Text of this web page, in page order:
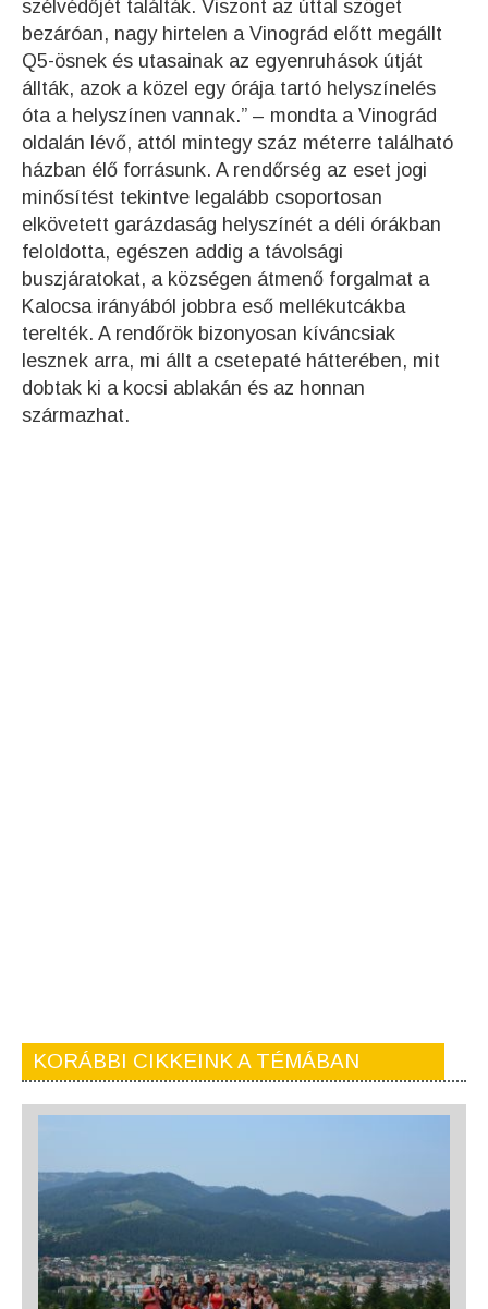
szélvédőjét találták. Viszont az úttal szöget
bezáróan, nagy hirtelen a Vinográd előtt megállt
Q5-ösnek és utasainak az egyenruhások útját
állták, azok a közel egy órája tartó helyszínelés
óta a helyszínen vannak.” – mondta a Vinográd
oldalán lévő, attól mintegy száz méterre található
házban élő forrásunk. A rendőrség az eset jogi
minősítést tekintve legalább csoportosan
elkövetett garázdaság helyszínét a déli órákban
feloldotta, egészen addig a távolsági
buszjáratokat, a községen átmenő forgalmat a
Kalocsa irányából jobbra eső mellékutcákba
terelték. A rendőrök bizonyosan kíváncsiak
lesznek arra, mi állt a csetepaté hátterében, mit
dobtak ki a kocsi ablakán és az honnan
származhat.
KORÁBBI CIKKEINK A TÉMÁBAN